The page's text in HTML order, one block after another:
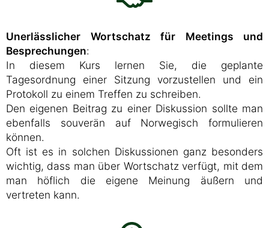
Unerlässlicher Wortschatz für Meetings und
Besprechungen:
In diesem Kurs lernen Sie, die geplante
Tagesordnung einer Sitzung vorzustellen und ein
Protokoll zu einem Treffen zu schreiben.
Den eigenen Beitrag zu einer Diskussion sollte man
ebenfalls souverän auf Norwegisch formulieren
können.
Oft ist es in solchen Diskussionen ganz besonders
wichtig, dass man über Wortschatz verfügt, mit dem
man höflich die eigene Meinung äußern und
vertreten kann.